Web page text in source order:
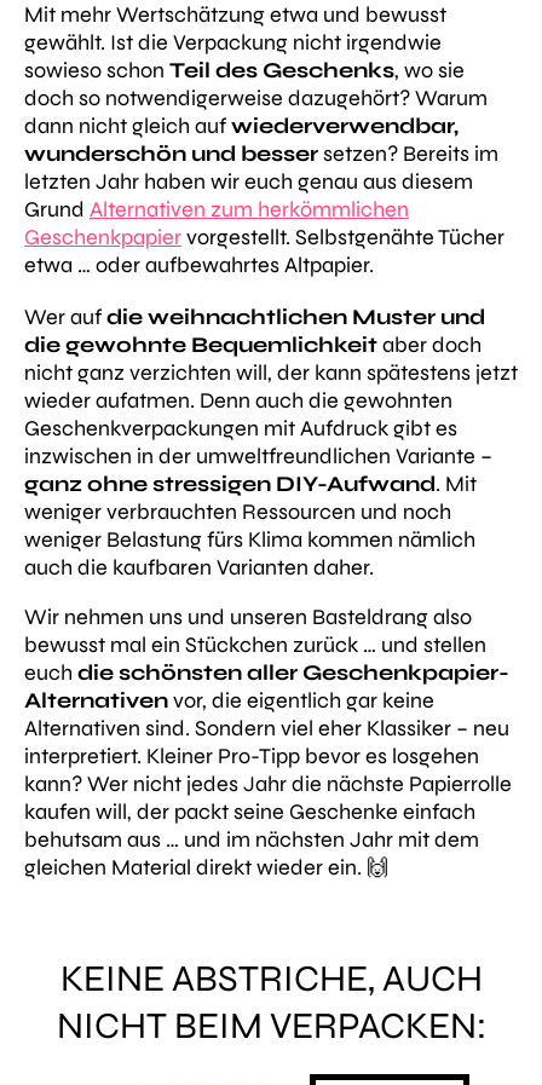
Mit mehr Wertschätzung etwa und bewusst
gewählt. Ist die Verpackung nicht irgendwie
sowieso schon Teil des Geschenks, wo sie
doch so notwendigerweise dazugehört? Warum
dann nicht gleich aufwiederverwendbar,
wunderschön und bessersetzen? Bereits im
letzten Jahr haben wir euch genau aus diesem
Grund Alternativen zum herkömmlichen
Geschenkpapiervorgestellt. Selbstgenähte Tücher
etwa … oder aufbewahrtes Altpapier.
Wer aufdie weihnachtlichen Muster und
die gewohnte Bequemlichkeitaber doch
nicht ganz verzichten will, der kann spätestens jetzt
wieder aufatmen. Denn auch die gewohnten
Geschenkverpackungen mit Aufdruck gibt es
inzwischen in der umweltfreundlichen Variante –
ganz ohne stressigen DIY-Aufwand. Mit
weniger verbrauchten Ressourcen und noch
weniger Belastung fürs Klima kommen nämlich
auch die kaufbaren Varianten daher.
Wir nehmen uns und unseren Basteldrang also
bewusst mal ein Stückchen zurück … und stellen
euch die schönsten aller Geschenkpapier-
Alternativenvor, die eigentlich gar keine
Alternativen sind. Sondern viel eher Klassiker – neu
interpretiert. Kleiner Pro-Tipp bevor es losgehen
kann? Wer nicht jedes Jahr die nächste Papierrolle
kaufen will, der packt seine Geschenke einfach
behutsam aus … und im nächsten Jahr mit dem
gleichen Material direkt wieder ein. 🙌
KEINE ABSTRICHE, AUCH
NICHT BEIM VERPACKEN: